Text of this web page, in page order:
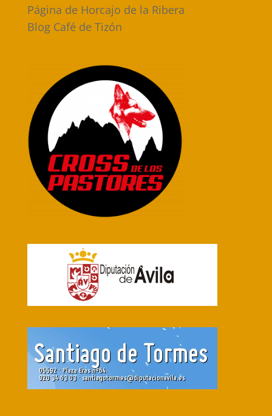
Página de Horcajo de la Ribera
Blog Café de Tizón